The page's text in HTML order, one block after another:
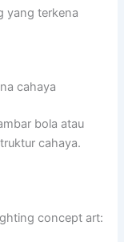
yang terkena
cahaya
bola atau
cahaya.
concept art: